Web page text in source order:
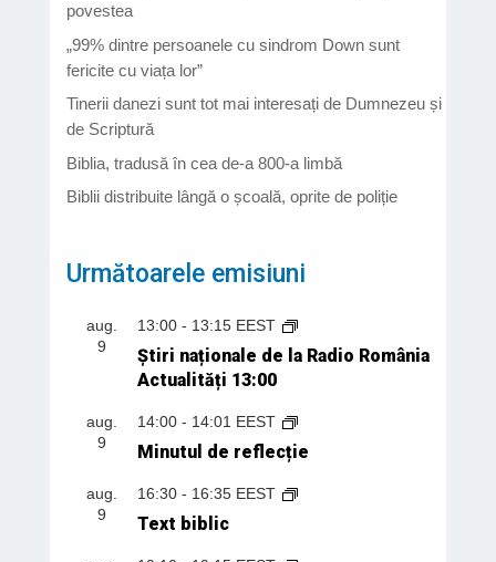
povestea
„99% dintre persoanele cu sindrom Down sunt
fericite cu viața lor”
Tinerii danezi sunt tot mai interesați de Dumnezeu și
de Scriptură
Biblia, tradusă în cea de-a 800-a limbă
Biblii distribuite lângă o școală, oprite de poliție
Următoarele emisiuni
aug.
9
13:00- 13:15 EEST
Știri naționale de la Radio România
Actualități 13:00
aug.
9
14:00- 14:01 EEST
Minutul de reflecție
aug.
9
16:30- 16:35 EEST
Text biblic